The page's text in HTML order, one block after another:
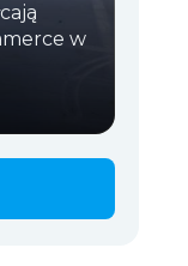
w